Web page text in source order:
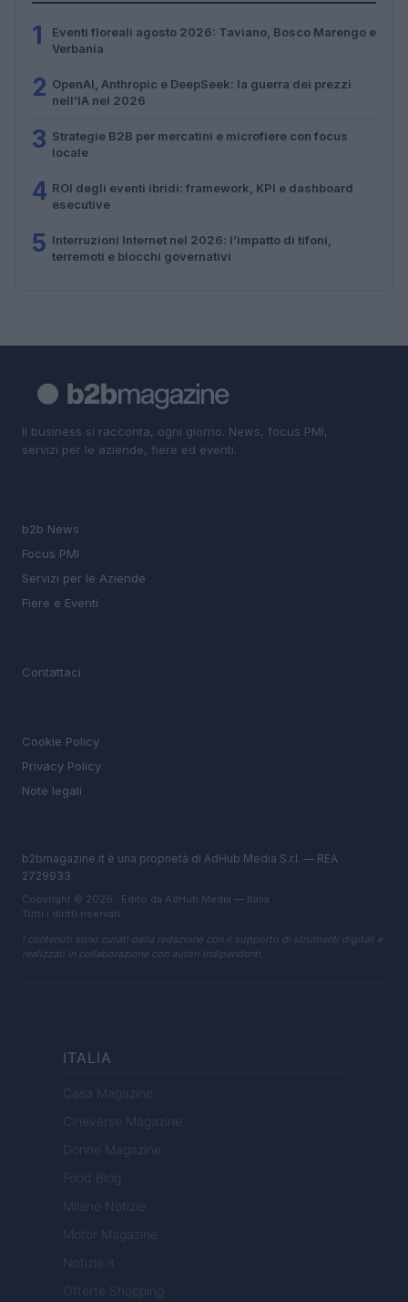
1
Eventi floreali agosto 2026: Taviano, Bosco Marengo e
Verbania
2 OpenAI, Anthropic e DeepSeek: la guerra dei prezzi
nell’IA nel 2026
3 Strategie B2B per mercatini e microfiere con focus
locale
4 ROI degli eventi ibridi: framework, KPI e dashboard
esecutive
5 Interruzioni Internet nel 2026: l’impatto di tifoni,
terremoti e blocchi governativi
Il business si racconta, ogni giorno. News, focus PMI,
servizi per le aziende, fiere ed eventi.
b2b News
Focus PMI
Servizi per le Aziende
Fiere e Eventi
Contattaci
Cookie Policy
Privacy Policy
Note legali
b2bmagazine.it è una proprietà di AdHub Media S.r.l. — REA
2729933
Copyright © 2026 · Edito da AdHub Media — Italia
Tutti i diritti riservati
I contenuti sono curati dalla redazione con il supporto di strumenti digitali e
realizzati in collaborazione con autori indipendenti.
ITALIA
Casa Magazine
Cineverse Magazine
Donne Magazine
Food Blog
Milano Notizie
Motor Magazine
Notizie.it
Offerte Shopping